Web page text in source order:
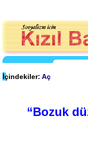
İçindekiler: Aç
“Bozuk